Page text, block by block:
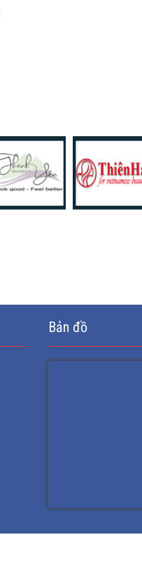
Bản đồ